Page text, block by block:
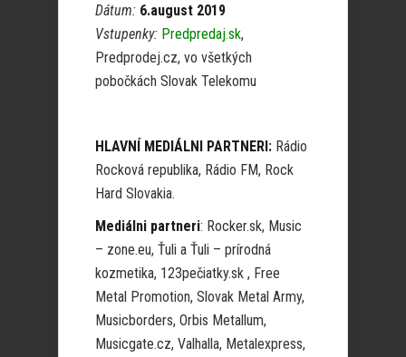
Dátum: 6.august 2019
Vstupenky: Predpredaj.sk,
Predprodej.cz, vo všetkých
pobočkách Slovak Telekomu
HLAVNÍ MEDIÁLNI PARTNERI: Rádio
Rocková republika, Rádio FM, Rock
Hard Slovakia.
Mediálni partneri: Rocker.sk, Music
– zone.eu, Ťuli a Ťuli – prírodná
kozmetika, 123pečiatky.sk , Free
Metal Promotion, Slovak Metal Army,
Musicborders, Orbis Metallum,
Musicgate.cz, Valhalla, Metalexpress,